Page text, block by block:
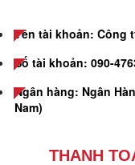
Tên tài khoản: Công
Số tài khoản: 090-
Ngân hàng: Ngân
Nam)
THANH